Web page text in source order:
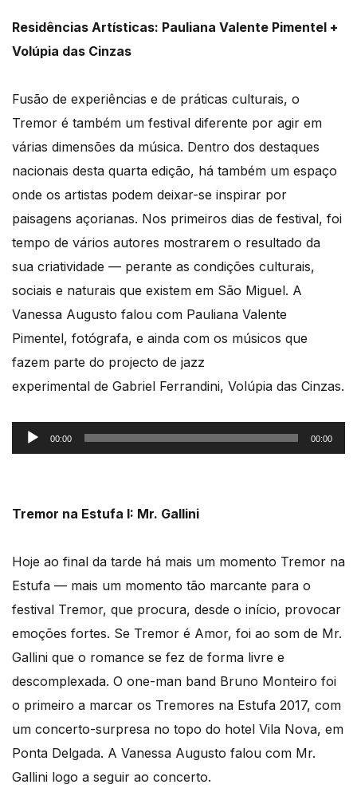
Residências Artísticas: Pauliana Valente Pimentel +
Volúpia das Cinzas
Fusão de experiências e de práticas culturais, o
Tremor é também um festival diferente por agir em
várias dimensões da música. Dentro dos destaques
nacionais desta quarta edição, há também um espaço
onde os artistas podem deixar-se inspirar por
paisagens açorianas. Nos primeiros dias de festival, foi
tempo de vários autores mostrarem o resultado da
sua criatividade — perante as condições culturais,
sociais e naturais que existem em São Miguel. A
Vanessa Augusto falou com Pauliana Valente
Pimentel, fotógrafa, e ainda com os músicos que
fazem parte do projecto de jazz
experimental de Gabriel Ferrandini, Volúpia das Cinzas.
Reprodutor
de
00:00 00:00
Tremor na Estufa I: Mr. Gallini
Hoje ao final da tarde há mais um momento Tremor na
Estufa — mais um momento tão marcante para o
festival Tremor, que procura, desde o início, provocar
emoções fortes. Se Tremor é Amor, foi ao som de Mr.
Gallini que o romance se fez de forma livre e
descomplexada. O one-man band Bruno Monteiro foi
o primeiro a marcar os Tremores na Estufa 2017, com
um concerto-surpresa no topo do hotel Vila Nova, em
Ponta Delgada. A Vanessa Augusto falou com Mr.
Gallini logo a seguir ao concerto.